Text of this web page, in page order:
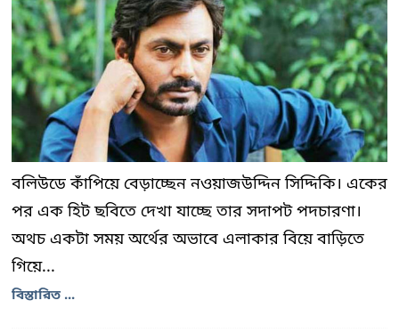
বলিউডে কাঁপিয়ে বেড়াচ্ছেন নওয়াজউদ্দিন সিদ্দিকি। একের
পর এক হিট ছবিতে দেখা যাচ্ছে তার সদাপট পদচারণা।
অথচ একটা সময় অর্থের অভাবে এলাকার বিয়ে বাড়িতে
গিয়ে...
বিস্তারিত ...